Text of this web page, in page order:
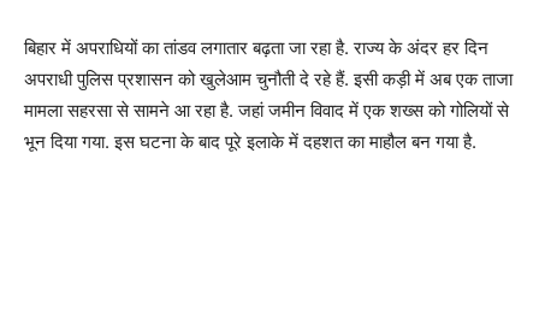
बिहार में अपराधियों का तांडव लगातार बढ़ता जा रहा है. राज्य के अंदर हर दिन
अपराधी पुलिस प्रशासन को खुलेआम चुनौती दे रहे हैं. इसी कड़ी में अब एक ताजा
मामला सहरसा से सामने आ रहा है. जहां जमीन विवाद में एक शख्स को गोलियों से
भून दिया गया. इस घटना के बाद पूरे इलाके में दहशत का माहौल बन गया है.